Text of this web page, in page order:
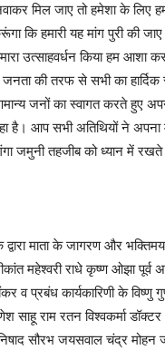
मिल जाए तो हमेशा के लिए
कि हमारी यह मांग पुरी की
उत्साहवर्धन किया हम आशा
की तरफ से सभी का
जनों का स्वागत करते हुए
आप सभी अतिथियों ने अपना
जमुनी तहजीब को ध्यान में
माता के जागरण और
महेश्वरी राधे कृष्ण ओझा पूर्व
प्रबंध कार्यकारिणी के विष्णु
राम रतन विश्वकर्मा डॉक्टर
सौरभ जयसवाल चंद्र